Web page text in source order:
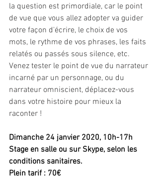
la question est primordiale, car le point
de vue que vous allez adopter va guider
votre façon d'écrire, le choix de vos
mots, le rythme de vos phrases, les faits
relatés ou passés sous silence, etc.
Venez tester le point de vue du narrateur
incarné par un personnage, ou du
narrateur omniscient, déplacez-vous
dans votre histoire pour mieux la
raconter !
Dimanche 24 janvier 2020, 10h-17h
Stage en salle ou sur Skype, selon les
conditions sanitaires.
Plein tarif : 70€